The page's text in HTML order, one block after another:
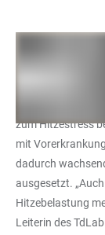
Bedingt durch
häufiger zu
Siedlungsdichte,
zum Hitzestress
mit
dadurch
ausgesetzt.
Hitzebelastung
Leiterin des